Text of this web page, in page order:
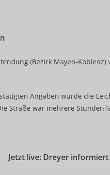
(Bezirk Mayen-Koblenz)
Angaben wurde die
Straße war mehrere Stunden
Jetzt live: Dreyer